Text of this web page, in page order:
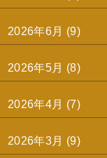
2026年6月 (9)
2026年5月 (8)
2026年4月 (7)
2026年3月 (9)